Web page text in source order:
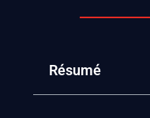
Résumé